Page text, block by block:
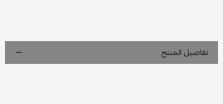
تفاصيل المنتج